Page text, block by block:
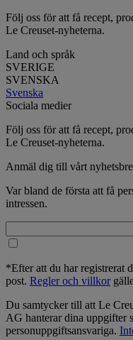
Följ oss för att få recept,
Le Creuset-nyheterna.
Land och språk
SVERIGE
SVENSKA
Svenska
Sociala medier
Följ oss för att få recept,
Le Creuset-nyheterna.
Anmäl dig till vårt
Var bland de första att få
intressen.
*Efter att du har registrerat
post. Regler och villkor
Du samtycker till att Le
AG hanterar dina uppgifter
personuppgiftsansvariga.